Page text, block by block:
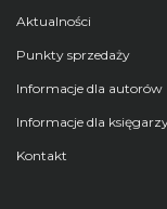
Aktualności
Punkty sprzedaży
Informacje dla autorów
Informacje dla
Kontakt